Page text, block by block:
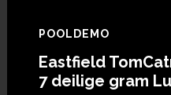
POOLDEMO
Eastfield
7 deilige gram